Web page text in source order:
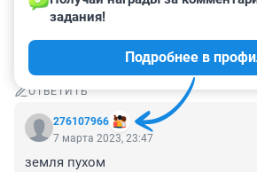
мало очень мало героев
бы России если ли в времена ВОВ
ОТВЕТИТЬ
276107966
задания!
Подробнее в
7 марта 2023, 23:47
земля пухом